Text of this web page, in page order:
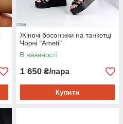
Жіночі босоніжки на танкетці
Чорні "Ameti"
В наявності
1 650 ₴/пара
Купити